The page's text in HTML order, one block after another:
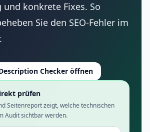
konkrete Fixes. So
Sie den SEO-Fehler im
Checker öffnen
prüfen
Seitenreport zeigt, welche technischen
Audit sichtbar werden.